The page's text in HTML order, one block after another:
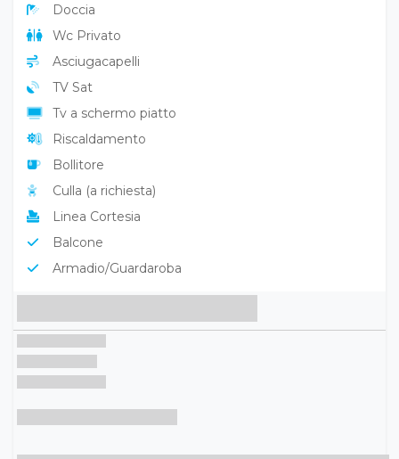
Doccia
Wc Privato
Asciugacapelli
TV Sat
Tv a schermo piatto
Riscaldamento
Bollitore
Culla (a richiesta)
Linea Cortesia
Balcone
Armadio/Guardaroba